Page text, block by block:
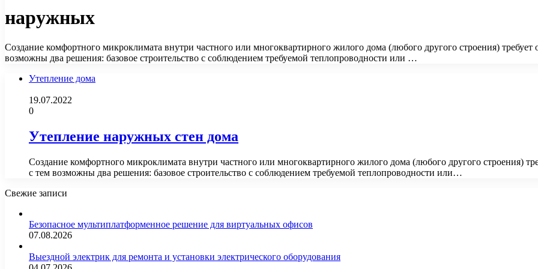
наружных
Создание комфортного микроклимата внутри частного или многоквартирного жилого дома (любого другого строения)
возможны два решения: базовое строительство с соблюдением требуемой теплопроводности или …
Утепление дома
19.07.2022
0
Утепление наружных стен дома
Создание комфортного микроклимата внутри частного или многоквартирного жилого дома (любого другого строения)
с тем возможны два решения: базовое строительство с соблюдением требуемой теплопроводности или…
Свежие записи
Безопасное мультиплатформенное решение для виртуальных офисов
07.08.2026
Выездной электрик для ремонта и установки электрического оборудования